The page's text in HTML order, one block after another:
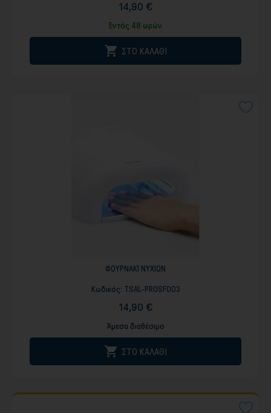
14,90 €
Εντός 48 ωρών
 ΣΤΟ ΚΑΛΑΘΙ
ΦΟΥΡΝΑΚΙ ΝΥΧΙΩΝ
Κωδικός: TSAL-PROSF003
14,90 €
Άμεσα διαθέσιμο
 ΣΤΟ ΚΑΛΑΘΙ